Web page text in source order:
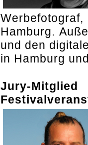
Hamburg.
und den
in Hamburg
Jury-